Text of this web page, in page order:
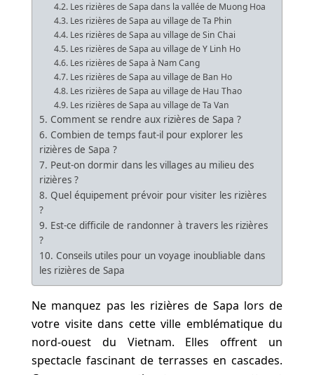
4.2. Les rizières de Sapa dans la vallée de Muong Hoa
4.3. Les rizières de Sapa au village de Ta Phin
4.4. Les rizières de Sapa au village de Sin Chai
4.5. Les rizières de Sapa au village de Y Linh Ho
4.6. Les rizières de Sapa à Nam Cang
4.7. Les rizières de Sapa au village de Ban Ho
4.8. Les rizières de Sapa au village de Hau Thao
4.9. Les rizières de Sapa au village de Ta Van
5. Comment se rendre aux rizières de Sapa ?
6. Combien de temps faut-il pour explorer les
rizières de Sapa ?
7. Peut-on dormir dans les villages au milieu des
rizières ?
8. Quel équipement prévoir pour visiter les rizières
?
9. Est-ce difficile de randonner à travers les rizières
?
10. Conseils utiles pour un voyage inoubliable dans
les rizières de Sapa
Ne manquez pas les rizières de Sapa lors de
votre visite dans cette ville emblématique du
nord-ouest du Vietnam. Elles offrent un
spectacle fascinant de terrasses en cascades.